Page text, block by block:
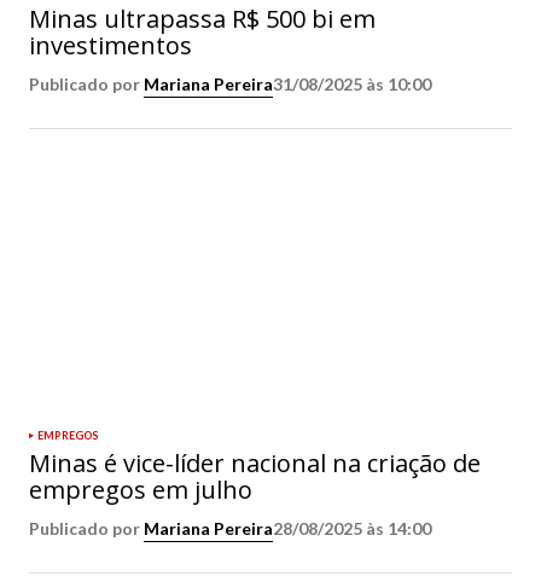
Minas ultrapassa R$ 500 bi em
investimentos
Publicado por Mariana Pereira31/08/2025 às 10:00
EMPREGOS
Minas é vice-líder nacional na criação de
empregos em julho
Publicado por Mariana Pereira28/08/2025 às 14:00